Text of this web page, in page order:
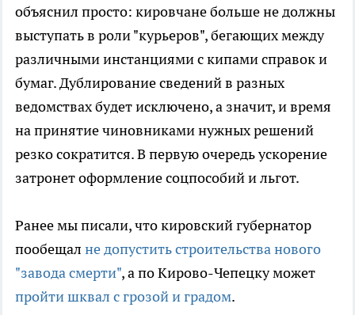
объяснил просто: кировчане больше не должны
выступать в роли "курьеров", бегающих между
различными инстанциями с кипами справок и
бумаг. Дублирование сведений в разных
ведомствах будет исключено, а значит, и время
на принятие чиновниками нужных решений
резко сократится. В первую очередь ускорение
затронет оформление соцпособий и льгот.
Ранее мы писали, что кировский губернатор
пообещал не допустить строительства нового
"завода смерти", а по Кирово-Чепецку может
пройти шквал с грозой и градом.